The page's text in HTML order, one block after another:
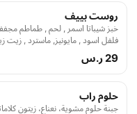
روست بييف
خبز شيباتا اسمر , لحم , طماطم
فلفل اسود , مايونيز, ماسترد , زيت
29 ر.س
حلوم راب
جبنة حلوم مشوية، نعناع، زيتون